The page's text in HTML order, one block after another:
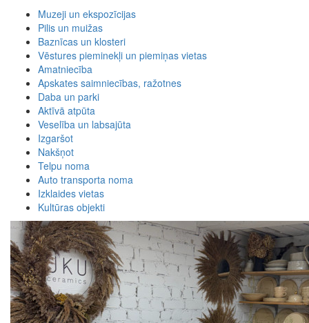
Muzeji un ekspozīcijas
Pilis un muižas
Baznīcas un klosteri
Vēstures pieminekļi un piemiņas vietas
Amatniecība
Apskates saimniecības, ražotnes
Daba un parki
Aktīvā atpūta
Veselība un labsajūta
Izgaršot
Nakšņot
Telpu noma
Auto transporta noma
Izklaides vietas
Kultūras objekti